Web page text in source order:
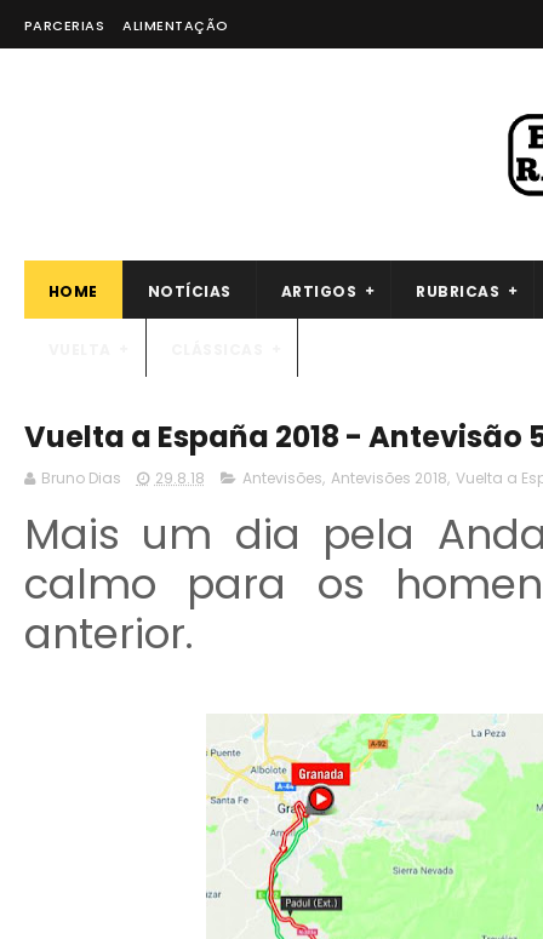
PARCERIAS ALIMENTAÇÃO
HOME NOTÍCIAS ARTIGOS RUBRICAS
Vuelta a España 2018 - Antevisão
Bruno Dias 29.8.18 Antevisões, Antevisões 2018, Vuelta a
Mais um dia pela
calmo para os
anterior.